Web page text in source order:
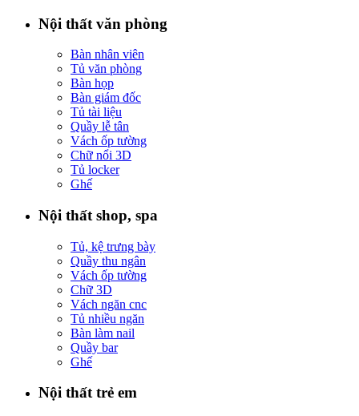
Nội thất văn phòng
Bàn nhân viên
Tủ văn phòng
Bàn họp
Bàn giám đốc
Tủ tài liệu
Quầy lễ tân
Vách ốp tường
Chữ nổi 3D
Tủ locker
Ghế
Nội thất shop, spa
Tủ, kệ trưng bày
Quầy thu ngân
Vách ốp tường
Chữ 3D
Vách ngăn cnc
Tủ nhiều ngăn
Bàn làm nail
Quầy bar
Ghế
Nội thất trẻ em